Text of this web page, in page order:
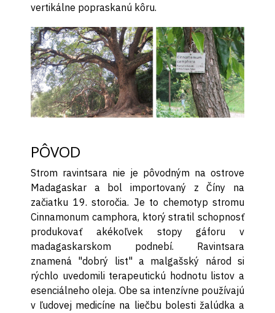
vertikálne popraskanú kôru.
PÔVOD
Strom ravintsara nie je pôvodným na ostrove
Madagaskar a bol importovaný z Číny na
začiatku 19. storočia. Je to chemotyp stromu
Cinnamonum camphora, ktorý stratil schopnosť
produkovať akékoľvek stopy gáforu v
madagaskarskom podnebí. Ravintsara
znamená "dobrý list" a malgašský národ si
rýchlo uvedomili terapeutickú hodnotu listov a
esenciálneho oleja. Obe sa intenzívne používajú
v ľudovej medicíne na liečbu bolesti žalúdka a